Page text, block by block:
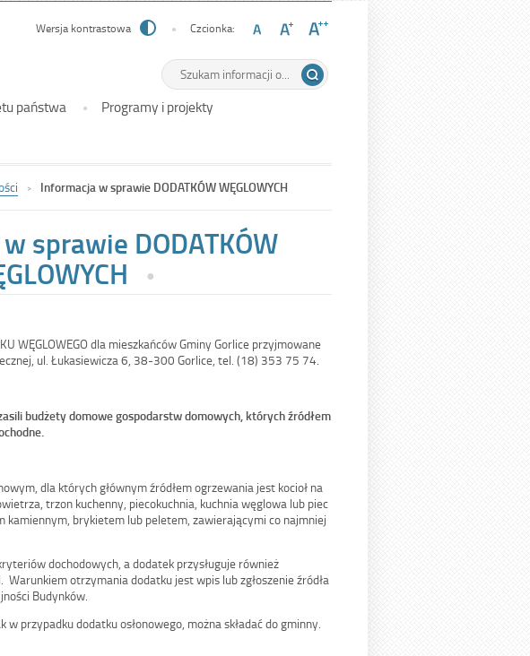
Wersja kontrastowa Czcionka:
Wyszukiwarka
Tutaj
wpisz
szukaną
frazę:
państwa
Programy i projekty
Informacja w sprawie DODATKÓW WĘGLOWYCH
sprawie DODATKÓW
WĘGLOWEGO dla mieszkańców Gminy Gorlice przyjmowane
ul. Łukasiewicza 6, 38-300 Gorlice, tel. (18) 353 75 74.
budżety domowe gospodarstw domowych, których źródłem
dla których głównym źródłem ogrzewania jest kocioł na
trzon kuchenny, piecokuchnia, kuchnia węglowa lub piec
kamiennym, brykietem lub peletem, zawierającymi co najmniej
dochodowych, a dodatek przysługuje również
otrzymania dodatku jest wpis lub zgłoszenie źródła
Budynków.
przypadku dodatku osłonowego, można składać do gminny.